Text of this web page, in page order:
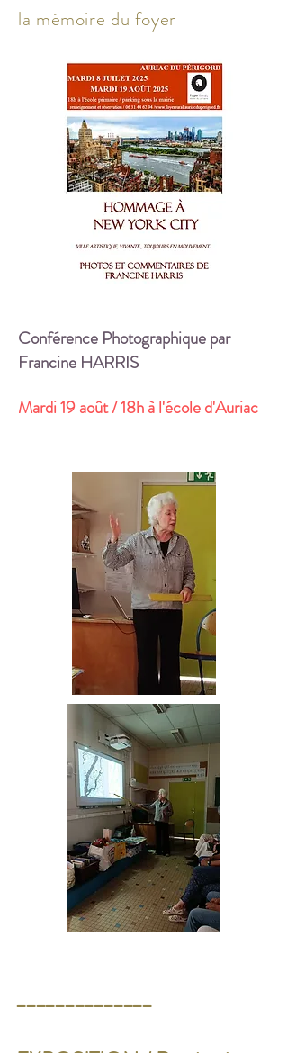
la mémoire du foyer
Conférence Photographique par
Francine HARRIS
Mardi 19 août / 18h à l'école d'Auriac
______________